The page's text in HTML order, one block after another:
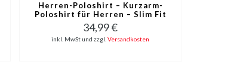
Herren-Poloshirt – Kurzarm-
Poloshirt für Herren – Slim Fit
– A150-3 – Marineblau
34,99 €
inkl. MwSt und zzgl.Versandkosten